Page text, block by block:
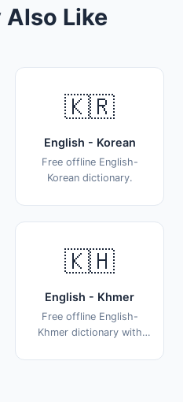
Also Like
🇰🇷
English - Korean
Free offline English-
Korean dictionary.
🇰🇭
English - Khmer
Free offline English-
Khmer dictionary with